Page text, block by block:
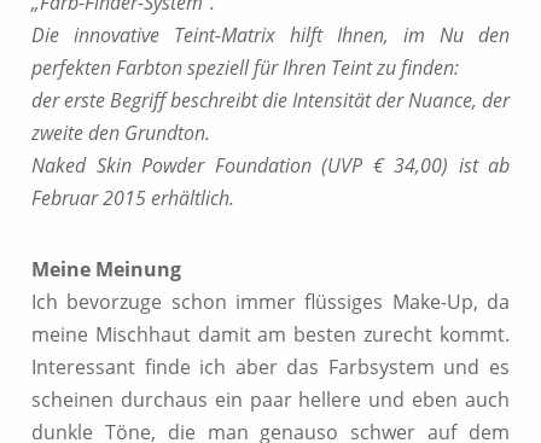
Die innovative Teint-Matrix hilft Ihnen, im Nu den
perfekten Farbton speziell für Ihren Teint zu finden:
der erste Begriff beschreibt die Intensität der Nuance, der
zweite den Grundton.
Naked Skin Powder Foundation (UVP € 34,00) ist ab
Februar 2015 erhältlich.
Meine Meinung
Ich bevorzuge schon immer flüssiges Make-Up, da
meine Mischhaut damit am besten zurecht kommt.
Interessant finde ich aber das Farbsystem und es
scheinen durchaus ein paar hellere und eben auch
dunkle Töne, die man genauso schwer auf dem